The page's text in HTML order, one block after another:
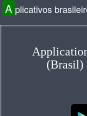
A plicativos
(Brasil)